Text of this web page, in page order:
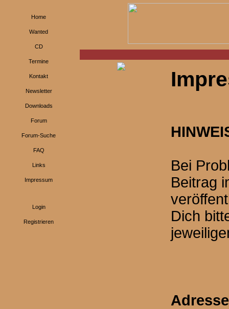
Home
Wanted
CD
Termine
Kontakt
Newsletter
Downloads
Forum
Forum-Suche
FAQ
Links
Impressum
Login
Registrieren
Bei
Beitrag
Dich